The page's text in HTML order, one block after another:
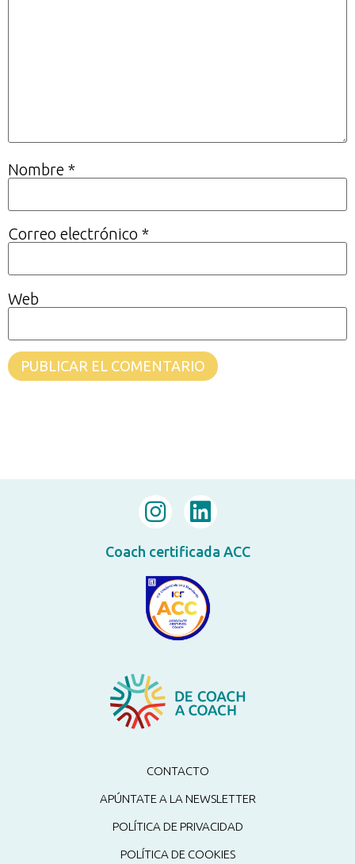
Nombre *
Correo electrónico *
Web
CONTACTO
APÚNTATE A LA NEWSLETTER
POLÍTICA DE PRIVACIDAD
POLÍTICA DE COOKIES
Coach certificada ACC